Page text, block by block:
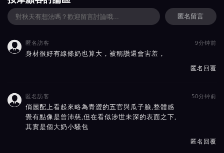
匿名留言
 匿名訪客 9分钟前
身材很好有線條奶也算大，被稱讚還會害羞，
匿名回覆
 匿名訪客 50分钟前
俏麗配上看起來略為青澀的五官與瓜子臉,整體感
覺有點像是曾沛慈,但在看似涉世未深的表面之下,
其實是個大奶小騷包
匿名回覆